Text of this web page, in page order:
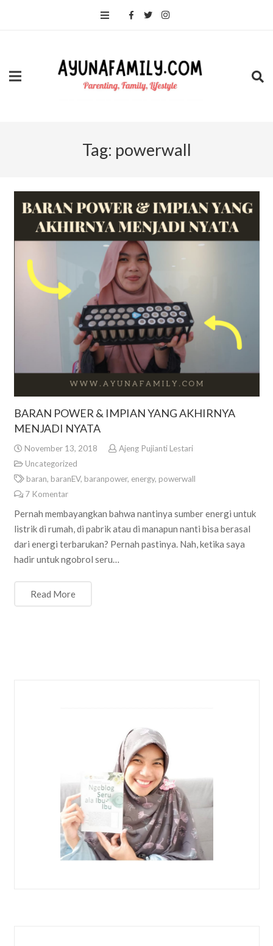
Tag: powerwall
BARAN POWER & IMPIAN YANG AKHIRNYA
MENJADI NYATA
November 13, 2018
Ajeng Pujianti Lestari
Uncategorized
baran, baranEV, baranpower, energy, powerwall
7 Komentar
Pernah membayangkan bahwa nantinya sumber energi untuk
listrik di rumah, di pabrik atau di manapun nanti bisa berasal
dari energi terbarukan? Pernah pastinya. Nah, ketika saya
hadir untuk ngobrol seru…
Read More